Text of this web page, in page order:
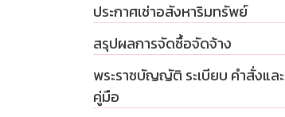
ประกาศเช่าอสังหาริมทรัพย์
สรุปผลการจัดซื้อจัดจ้าง
พระราชบัญญัติ ระเบียบ คำสั่งและ
คู่มือ